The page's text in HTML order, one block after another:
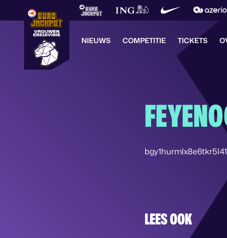
NIEUWS COMPETITIE TICKETS
LEES OOK